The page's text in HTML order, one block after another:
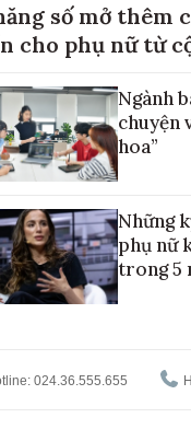
số mở thêm
cho phụ nữ từ
Ngành
chuyện
hoa”
Những
phụ nữ
trong 5
024.36.555.655